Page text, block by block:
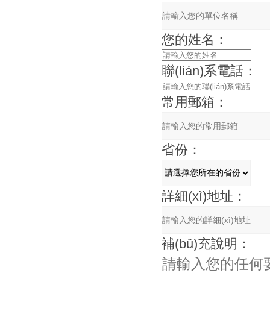
您的姓名：
聯(lián)系電話：
常用郵箱：
省份：
詳細(xì)地址：
補(bǔ)充說明：